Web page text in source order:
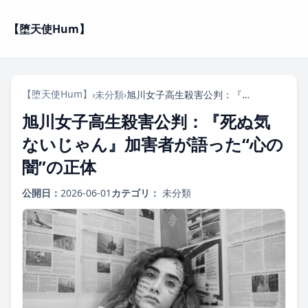
【堕天使Hum】
【堕天使Hum】 ›未分類› 旭川女子高生殺害公判：『死ぬ気ないじゃん』加害者が語った“心の闇”の正体
旭川女子高生殺害公判：『死ぬ気
ないじゃん』加害者が語った“心の
闇”の正体
公開日： 2026-06-01 カテゴリ： 未分類